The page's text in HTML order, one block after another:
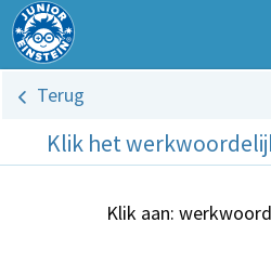
Terug
Klik het
Klik aan: